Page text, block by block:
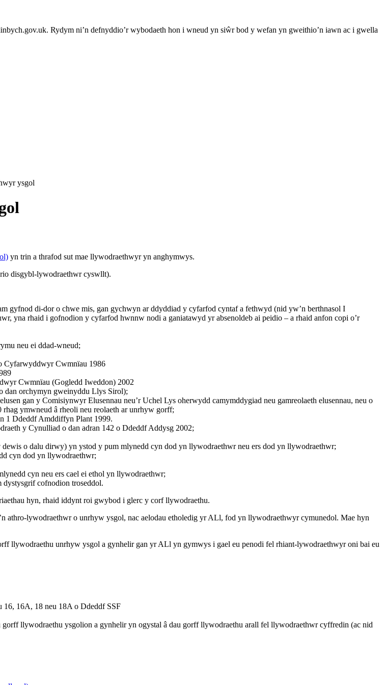
Rydym ni’n defnyddio’r wybodaeth hon i wneud yn siŵr bod y wefan yn gweithio’n iawn ac i gwella
ysgol
yn trin a thrafod sut mae llywodraethwyr yn anghymwys.
disgybl-lywodraethwr cyswllt).
gyfnod di-dor o chwe mis, gan gychwyn ar ddyddiad y cyfarfod cyntaf a fethwyd (nid yw’n berthnasol I
yna rhaid i gofnodion y cyfarfod hwnnw nodi a ganiatawyd yr absenoldeb ai peidio – a rhaid anfon copi o’r
neu ei ddad-wneud;
Cyfarwyddwyr Cwmnïau 1986
Cwmnïau (Gogledd Iweddon) 2002
dan orchymyn gweinyddu Llys Sirol);
gan y Comisiynwyr Elusennau neu’r Uchel Lys oherwydd camymddygiad neu gamreolaeth elusennau, neu o
ymwneud â rheoli neu reolaeth ar unrhyw gorff;
1 Ddeddf Amddiffyn Plant 1999.
y Cynulliad o dan adran 142 o Ddeddf Addysg 2002;
o dalu dirwy) yn ystod y pum mlynedd cyn dod yn llywodraethwr neu ers dod yn llywodraethwr;
cyn dod yn llywodraethwr;
cyn neu ers cael ei ethol yn llywodraethwr;
cofnodion troseddol.
hyn, rhaid iddynt roi gwybod i glerc y corf llywodraethu.
lywodraethwr o unrhyw ysgol, nac aelodau etholedig yr ALl, fod yn llywodraethwyr cymunedol. Mae hyn
unrhyw ysgol a gynhelir gan yr ALl yn gymwys i gael eu penodi fel rhiant-lywodraethwyr oni bai eu
16, 16A, 18 neu 18A o Ddeddf SSF
llywodraethu ysgolion a gynhelir yn ogystal â dau gorff llywodraethu arall fel llywodraethwr cyffredin (ac nid